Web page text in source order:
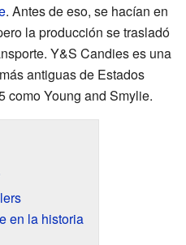
. Antes de eso, se hacían en
la producción se trasladó
Y&S Candies es una
antiguas de Estados
como Young and Smylie.
en la historia